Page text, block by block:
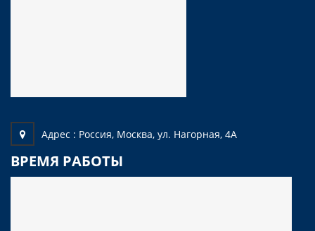
Адрес : Россия, Москва, ул. Нагорная, 4А
ВРЕМЯ РАБОТЫ